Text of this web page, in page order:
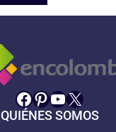
Facebook
Pinterest
YouTube
X
QUIÉNES SOMOS